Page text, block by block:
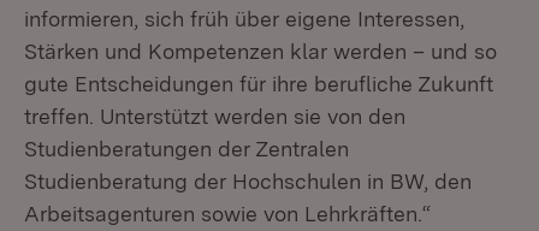
informieren, sich früh über eigene Interessen,
Stärken und Kompetenzen klar werden – und so
gute Entscheidungen für ihre berufliche Zukunft
treffen. Unterstützt werden sie von den
Studienberatungen der Zentralen
Studienberatung der Hochschulen in BW, den
Arbeitsagenturen sowie von Lehrkräften.“